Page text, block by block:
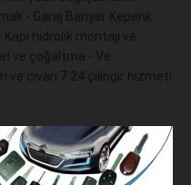
- Garaj Bariyer Kepenk
hidrolik montajı ve
ve çoğaltma - Ve
ve civarı 7 24 çilingir hizmeti